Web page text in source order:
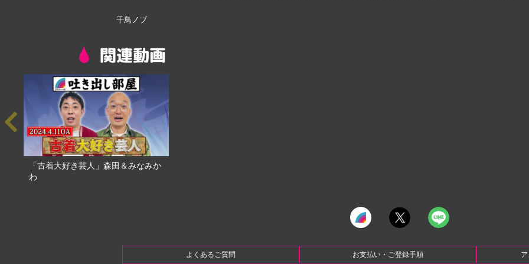
千鳥ノブ
関連動画
「古着大好き芸人」森田＆みなみか
わ
よくあるご質問 お支払い・ご登録手順